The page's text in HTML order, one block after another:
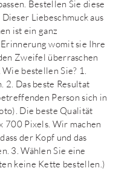
Bestellen Sie diese
Liebeschmuck aus
ist ein ganz
womit sie Ihre
Zweifel überraschen
bestellen Sie? 1.
2. Das beste Resultat
Person sich in
Die beste Qualität
Pixels. Wir machen
der Kopf und das
3. Wählen Sie eine
keine Kette bestellen.)